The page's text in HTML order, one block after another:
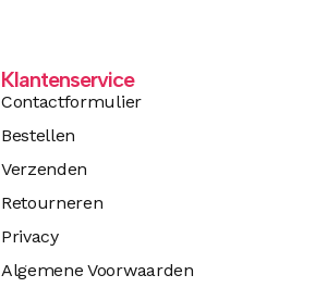
Klantenservice
Contactformulier
Bestellen
Verzenden
Retourneren
Privacy
Algemene Voorwaarden